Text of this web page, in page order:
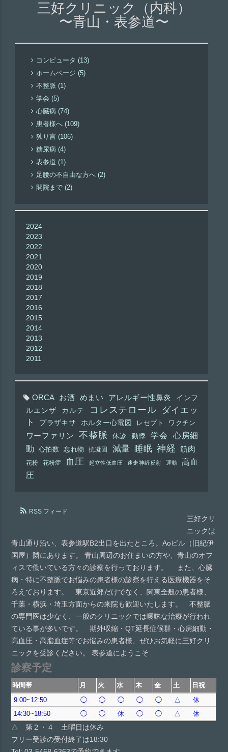
三好クリニック（内科）
〜青山・表参道〜
コンピュータ (13)
ホームページ (5)
不整脈 (1)
学会 (5)
心臓病 (74)
患者様へ (109)
独り言 (106)
糖尿病 (4)
表参道 (1)
足腰の不自由な方へ (2)
開院まで (2)
2024
2023
2022
2021
2020
2019
2018
2017
2016
2015
2014
2013
2012
2011
ORCA お酒 めまい アレルギー性鼻炎
インフ
ルエンザ
カルテ コレステロール
ダイエッ
ト
プラザキサ ホルター心電図 レセプト ワクチン
ワーファリン 不整脈 休診 動悸 学会
心房細
動
心拍数 忘れ物 抗凝固 減量 睡眠 神経 筋肉
花粉 花粉症 血圧 起立性低血圧 迷走神経反射 運動
高血
圧
RSS フィード
三好クリ
ニックは
青山通り沿い、表参道駅B2出口を出たところ。Aoビル（旧紀伊
国屋）隣にあります。 青山周辺のお住まいの方や、青山のオフ
ィスで働いている方々の診察を行っております。 また、心臓
病・特に不整脈でお悩みの患者様の診察を行える医療機器をそ
ろえております。 東京近郊だけでなく、関東全般の患者様、
千葉・横浜・埼玉方面からの来院も歓迎いたします。 不整脈
の専門医は少なく、一般のクリニックでは曖昧な治療が行われ
ている事が多いです。 期外収縮・QT延長症候群・心房細動・
高血圧・高脂血症等でお悩みの患者様、ぜひお気軽に三好クリ
ニックを受診ください。 表参道にようこそ
診察予定
時間帯 月 火 水 木 金 土
日祝
9:00~12:50
◯ ◯ ◯ ◯ ◯ △
休
14:30~18:50
◯ ◯ 休 ◯ ◯ △ 休
△ 第２・４ 土曜日は休み
フリー受診の受付終了は18:30